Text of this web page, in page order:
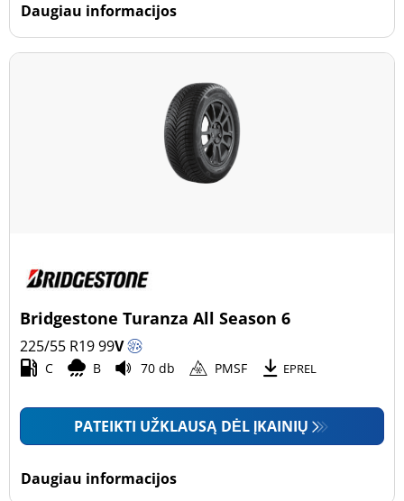
Daugiau informacijos
Bridgestone Turanza All Season 6
225/55 R1999V
C B 70 db PMSF EPREL
PATEIKTI UŽKLAUSĄ DĖL ĮKAINIŲ
Daugiau informacijos